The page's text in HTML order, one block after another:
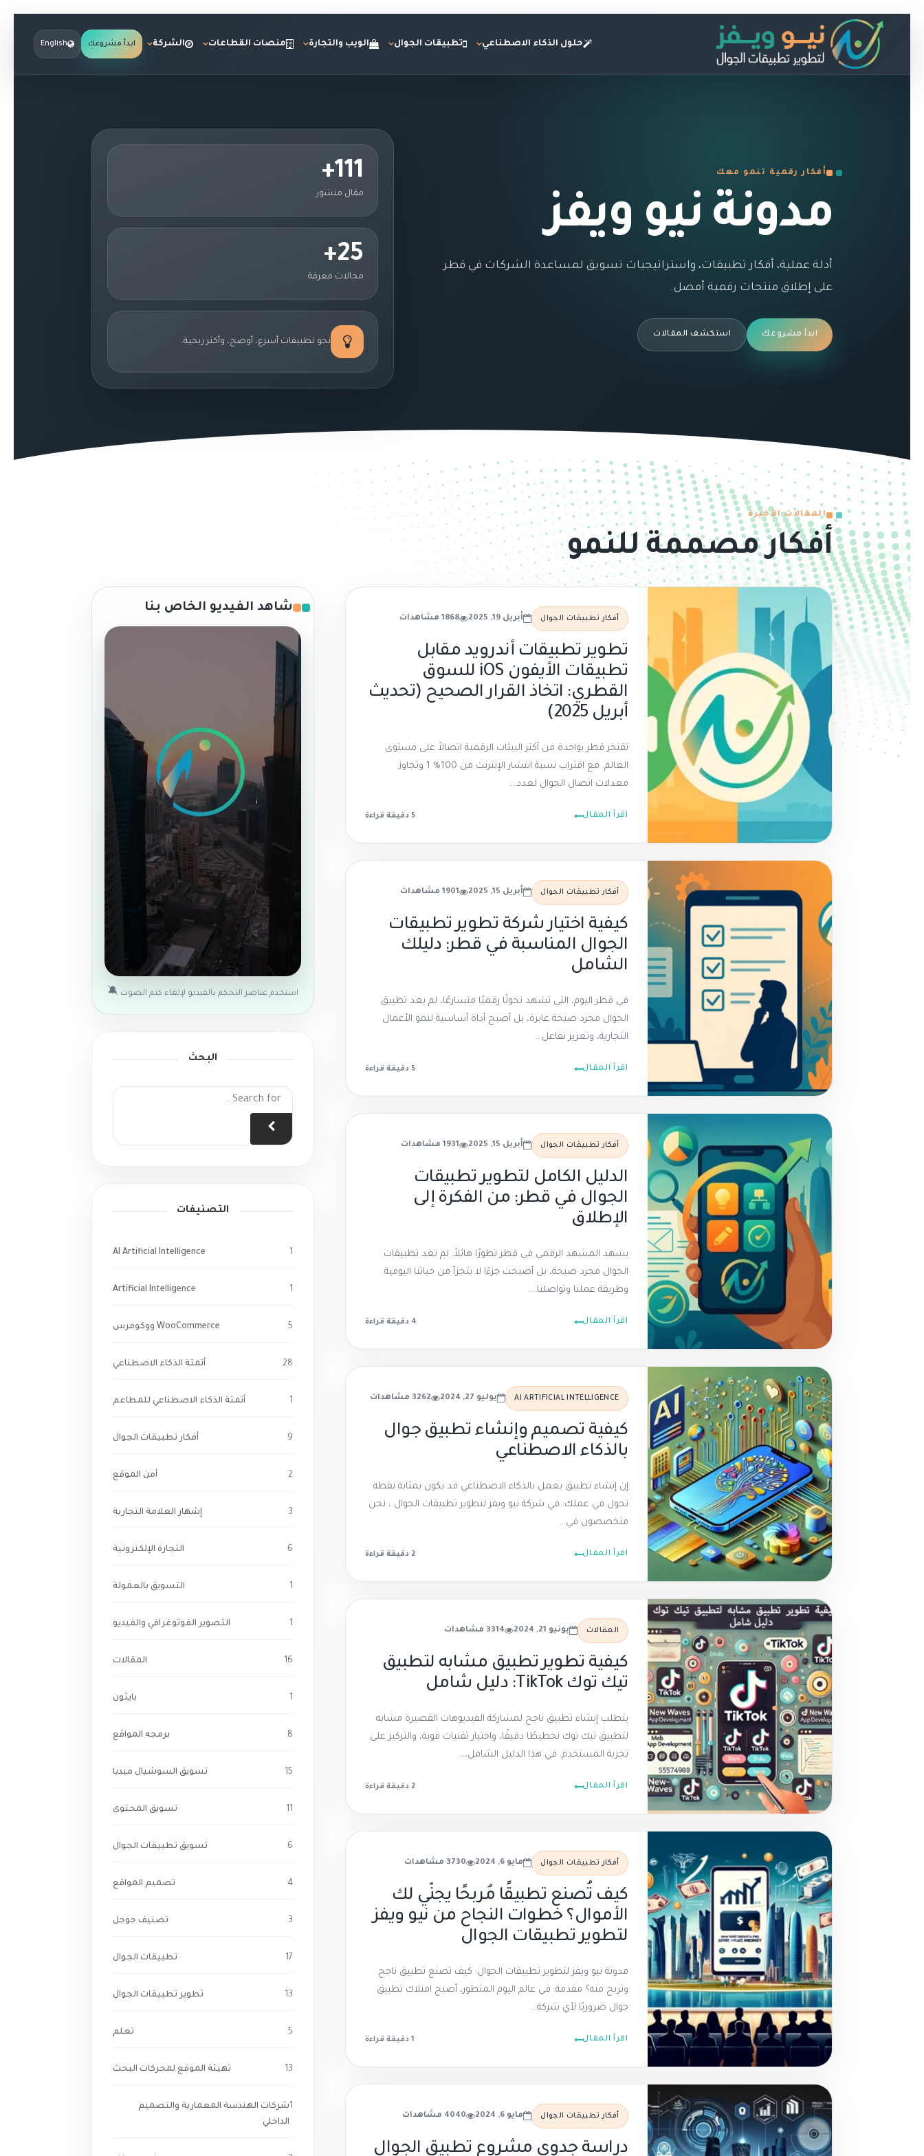
حلول الذكاء الاصطناعي تطبيقات الجوال الويب والتجارة منصات القطاعات الشركة ابدأ مشروعك English
أفكار رقمية تنمو معك
مدونة نيو ويفز
أدلة عملية، أفكار تطبيقات، واستراتيجيات تسويق لمساعدة الشركات في قطر
على إطلاق منتجات رقمية أفضل.
ابدأ مشروعك استكشف المقالات
111+
مقال منشور
25+
مجالات معرفة
نحو تطبيقات أسرع، أوضح، وأكثر ربحية.
المقالات الأخيرة
أفكار مصممة للنمو
أفكار تطبيقات الجوال أبريل 19, 2025 1868 مشاهدات
تطوير تطبيقات أندرويد مقابل
تطبيقات الأيفون iOS للسوق
القطري: اتخاذ القرار الصحيح (تحديث
أبريل 2025)
تفتخر قطر بواحدة من أكثر البيئات الرقمية اتصالاً على مستوى
العالم. مع اقتراب نسبة انتشار الإنترنت من 100% 1 وتجاوز
معدلات اتصال الجوال لعدد...
اقرأ المقال 5 دقيقة قراءة
أفكار تطبيقات الجوال أبريل 15, 2025 1901 مشاهدات
كيفية اختيار شركة تطوير تطبيقات
الجوال المناسبة في قطر: دليلك
الشامل
في قطر اليوم، التي تشهد تحولًا رقميًا متسارعًا، لم يعد تطبيق
الجوال مجرد صيحة عابرة، بل أصبح أداة أساسية لنمو الأعمال
التجارية، وتعزيز تفاعل...
اقرأ المقال 5 دقيقة قراءة
أفكار تطبيقات الجوال أبريل 15, 2025 1931 مشاهدات
الدليل الكامل لتطوير تطبيقات
الجوال في قطر: من الفكرة إلى
الإطلاق
يشهد المشهد الرقمي في قطر تطورًا هائلاً. لم تعد تطبيقات
الجوال مجرد صيحة، بل أصبحت جزءًا لا يتجزأ من حياتنا اليومية
وطريقة عملنا وتواصلنا....
اقرأ المقال 4 دقيقة قراءة
AI ARTIFICIAL INTELLIGENCE يوليو 27, 2024 3262 مشاهدات
كيفية تصميم وإنشاء تطبيق جوال
بالذكاء الاصطناعي
إن إنشاء تطبيق يعمل بالذكاء الاصطناعي قد يكون بمثابة نقطة
تحول في عملك. في شركة نيو ويفز لتطوير تطبيقات الجوال ، نحن
متخصصون في...
اقرأ المقال 2 دقيقة قراءة
المقالات يونيو 21, 2024 3314 مشاهدات
كيفية تطوير تطبيق مشابه لتطبيق
تيك توك TikTok: دليل شامل
يتطلب إنشاء تطبيق ناجح لمشاركة الفيديوهات القصيرة مشابه
لتطبيق تيك توك تخطيطًا دقيقًا، واختيار تقنيات قوية، والتركيز على
تجربة المستخدم. في هذا الدليل الشامل،...
اقرأ المقال 2 دقيقة قراءة
أفكار تطبيقات الجوال مايو 6, 2024 3730 مشاهدات
كيف تُصنع تطبيقًا مُربحًا يجنّي لك
الأموال؟ خطوات النجاح من نيو ويفز
لتطوير تطبيقات الجوال
مدونة نيو ويفز لتطوير تطبيقات الجوال: كيف تصنع تطبيق ناجح
وتربح منه؟ مقدمة: في عالم اليوم المتطور، أصبح امتلاك تطبيق
جوال ضروريًا لأي شركة...
اقرأ المقال 1 دقيقة قراءة
أفكار تطبيقات الجوال مايو 6, 2024 4040 مشاهدات
دراسة جدوى مشروع تطبيق الجوال
شاهد الفيديو الخاص بنا
استخدم عناصر التحكم بالفيديو لإلغاء كتم الصوت 🔕
البحث
التصنيفات
AI Artificial Intelligence 1
Artificial Intelligence 1
WooCommerce ووكومرس 5
أتمتة الذكاء الاصطناعي 28
أتمتة الذكاء الاصطناعي للمطاعم 1
أفكار تطبيقات الجوال 9
أمن الموقع 2
إشهار العلامة التجارية 3
التجارة الإلكترونية 6
التسويق بالعمولة 1
التصوير الفوتوغرافي والفيديو 1
المقالات 16
بايثون 1
برمجه المواقع 8
تسويق السوشيال ميديا 15
تسويق المحتوى 11
تسويق تطبيقات الجوال 6
تصميم المواقع 4
تصنيف جوجل 3
تطبيقات الجوال 17
تطوير تطبيقات الجوال 13
تعلم 5
تهيئة الموقع لمحركات البحث 13
شركات الهندسة المعمارية والتصميم
الداخلي
1